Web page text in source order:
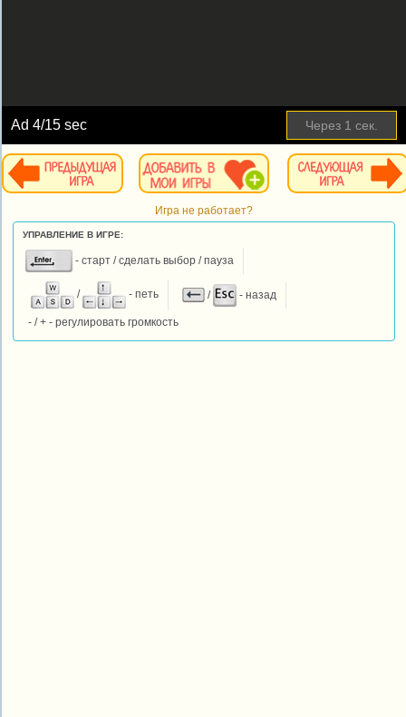
Ad4/15 sec Через 1 сек.
Игра не работает?
УПРАВЛЕНИЕ В ИГРЕ:
- старт / сделать выбор / пауза
/ - петь / - назад
- / + - регулировать громкость